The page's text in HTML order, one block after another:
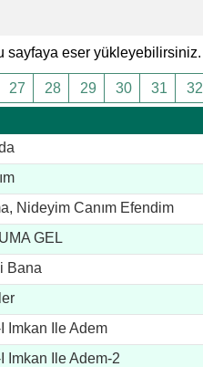
sayfaya eser yükleyebilirsiniz.
27 28 29 30 31 32
Nideyim Canım Efendim
GEL
Bana
Imkan Ile Adem
Imkan Ile Adem-2